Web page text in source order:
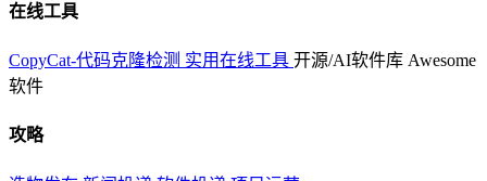
在线工具
CopyCat-代码克隆检测 实用在线工具 开源/AI软件库 Awesome
软件
攻略